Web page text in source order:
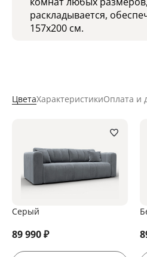
раскладывается,
157x200 см.
ЦветаХарактеристикиОплата и
Серый
89 990₽